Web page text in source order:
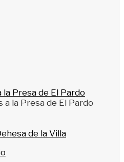
Presa de El Pardo
de la Villa